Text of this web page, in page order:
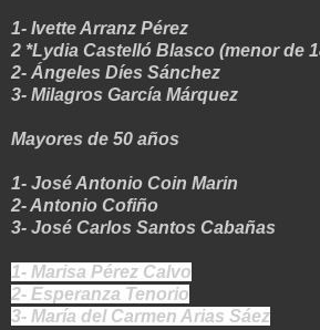
1- Ivette Arranz Pérez
2 *Lydia Castelló Blasco (menor de
2- Ángeles Díes Sánchez
3- Milagros García Márquez
Mayores de 50 años
1- José Antonio Coin Marin
2- Antonio Cofiño
3- José Carlos Santos Cabañas
1- Marisa Pérez Calvo
2- Esperanza Tenorio
3- María del Carmen Arias Sáez